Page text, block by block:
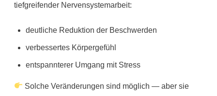
tiefgreifender Nervensystemarbeit:
deutliche Reduktion der Beschwerden
verbessertes Körpergefühl
entspannterer Umgang mit Stress
Solche Veränderungen sind möglich — aber sie